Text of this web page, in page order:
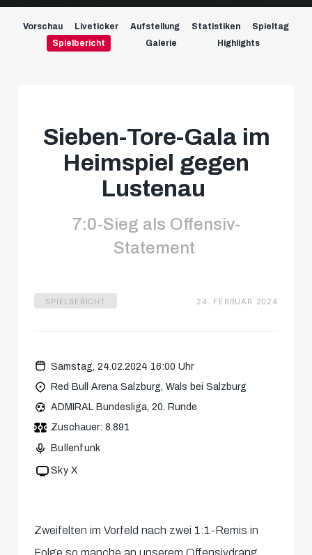
Vorschau Liveticker Aufstellung Statistiken
Spieltag
Spielbericht
Galerie Highlights
Sieben-Tore-Gala im
Heimspiel gegen
Lustenau
7:0-Sieg als Offensiv-
Statement
SPIELBERICHT 24. FEBRUAR 2024
Samstag, 24.02.2024 16:00 Uhr
Red Bull Arena Salzburg, Wals bei Salzburg
ADMIRAL Bundesliga, 20. Runde
Zuschauer: 8.891
Bullenfunk
Sky X
Zweifelten im Vorfeld nach zwei 1:1-Remis in
Folge so manche an unserem Offensivdrang,